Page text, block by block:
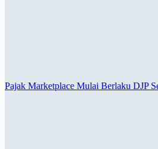
Pajak Marketplace Mulai Berlaku DJP